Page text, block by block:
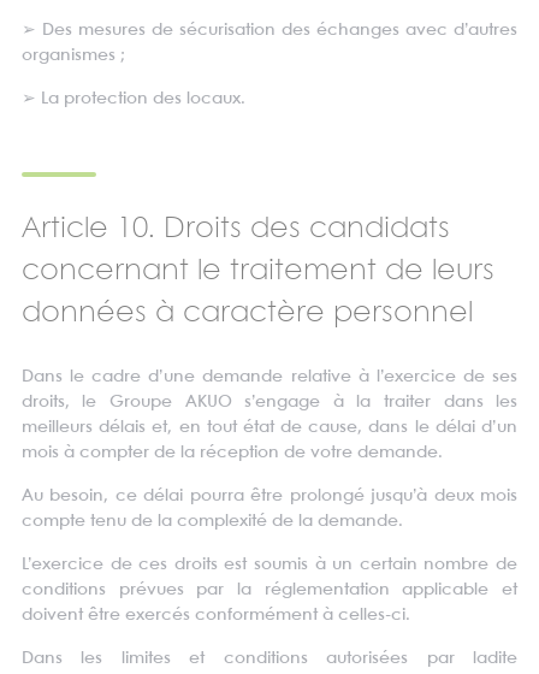
➢ Des mesures de sécurisation des échanges avec d’autres
organismes ;
➢ La protection des locaux.
Article 10. Droits des candidats
concernant le traitement de leurs
données à caractère personnel
Dans le cadre d’une demande relative à l’exercice de ses
droits, le Groupe AKUO s’engage à la traiter dans les
meilleurs délais et, en tout état de cause, dans le délai d’un
mois à compter de la réception de votre demande.
Au besoin, ce délai pourra être prolongé jusqu’à deux mois
compte tenu de la complexité de la demande.
L’exercice de ces droits est soumis à un certain nombre de
conditions prévues par la réglementation applicable et
doivent être exercés conformément à celles-ci.
Dans les limites et conditions autorisées par ladite